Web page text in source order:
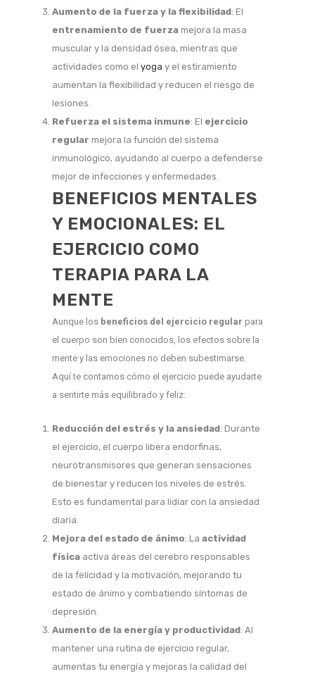
Aumento de la fuerza y la flexibilidad: El
entrenamiento de fuerza mejora la masa
muscular y la densidad ósea, mientras que
actividades como el yoga y el estiramiento
aumentan la flexibilidad y reducen el riesgo de
lesiones.
Refuerza el sistema inmune: El ejercicio
regular mejora la función del sistema
inmunológico, ayudando al cuerpo a defenderse
mejor de infecciones y enfermedades.
BENEFICIOS MENTALES
Y EMOCIONALES: EL
EJERCICIO COMO
TERAPIA PARA LA
MENTE
Aunque los beneficios del ejercicio regular para
el cuerpo son bien conocidos, los efectos sobre la
mente y las emociones no deben subestimarse.
Aquí te contamos cómo el ejercicio puede ayudarte
a sentirte más equilibrado y feliz:
Reducción del estrés y la ansiedad: Durante
el ejercicio, el cuerpo libera endorfinas,
neurotransmisores que generan sensaciones
de bienestar y reducen los niveles de estrés.
Esto es fundamental para lidiar con la ansiedad
diaria.
Mejora del estado de ánimo: La actividad
física activa áreas del cerebro responsables
de la felicidad y la motivación, mejorando tu
estado de ánimo y combatiendo síntomas de
depresión.
Aumento de la energía y productividad: Al
mantener una rutina de ejercicio regular,
aumentas tu energía y mejoras la calidad del